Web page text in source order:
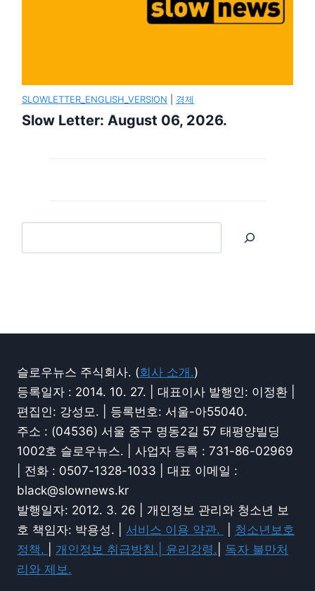
SLOWLETTER_ENGLISH_VERSION 경제
Slow Letter: August 06, 2026.
슬로우뉴스 주식회사. (회사 소개.)
등록일자 : 2014. 10. 27. | 대표이사 발행인: 이정환 |
편집인: 강성모. | 등록번호: 서울-아55040.
주소 : (04536) 서울 중구 명동2길 57 태평양빌딩
1002호 슬로우뉴스. | 사업자 등록 : 731-86-02969
| 전화 : 0507-1328-1033 | 대표 이메일 :
black@slownews.kr
발행일자: 2012. 3. 26 | 개인정보 관리와 청소년 보
호 책임자: 박용성. | 서비스 이용 약관.
청소년보호
정책.
개인정보 취급방침.| 윤리강령.
독자 불만처
리와 제보.